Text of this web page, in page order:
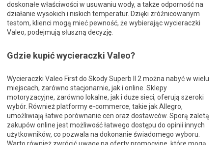
doskonałe właściwości w usuwaniu wody, a także odporność na
działanie wysokich i niskich temperatur. Dzięki zróżnicowanym
testom, klienci mogą mieć pewność, że wybierając wycieraczki
Valeo, podejmują słuszną decyzję.
Gdzie kupić wycieraczki Valeo?
Wycieraczki Valeo First do Skody Superb II 2 można nabyć w wielu
miejscach, zarówno stacjonarnie, jak i online. Sklepy
motoryzacyjne, zarówno lokalne, jak i duże sieci, oferują szeroki
wybór. Również platformy e-commerce, takie jak Allegro,
umożliwiają łatwe porównanie cen oraz dostawców. Sporą zaletą
zakupów online jest możliwość łatwego dostępu do opinii innych
użytkowników, co pozwala na dokonanie świadomego wyboru.